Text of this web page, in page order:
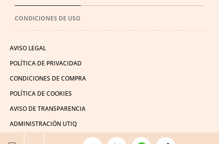
CONDICIONES DE USO
AVISO LEGAL
POLÍTICA DE PRIVACIDAD
CONDICIONES DE COMPRA
POLÍTICA DE COOKIES
AVISO DE TRANSPARENCIA
ADMINISTRACIÓN UTIQ